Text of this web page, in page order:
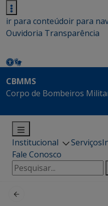
ir para conteúdoir para
Ouvidoria Transparência
CBMMS
Corpo de Bombeiros
Institucional Serviços
Fale Conosco
Pesquisar
por: